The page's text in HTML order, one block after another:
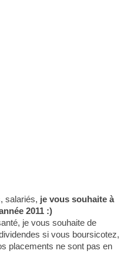
salariés, je vous souhaite à
2011 :)
je vous souhaite de
si vous boursicotez,
placements ne sont pas en